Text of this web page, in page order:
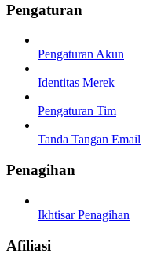
Pengaturan
Pengaturan Akun
Identitas Merek
Pengaturan Tim
Tanda Tangan Email
Penagihan
Ikhtisar Penagihan
Afiliasi